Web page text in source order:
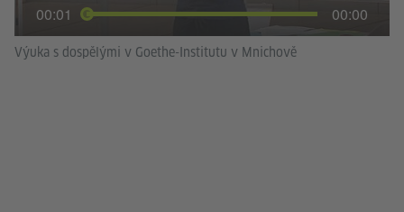
00:01 00:00
Výuka s dospělými v Goethe-Institutu v Mnichově